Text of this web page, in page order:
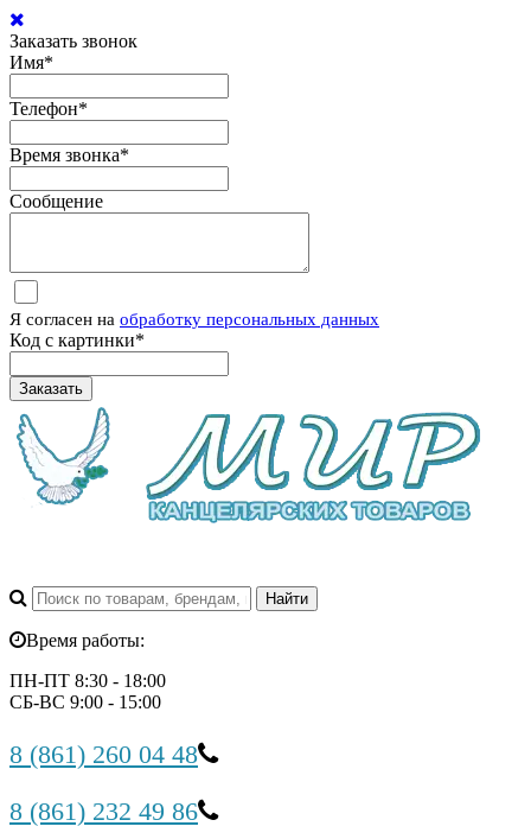
Заказать звонок
Имя*
Телефон*
Время звонка*
Сообщение
Я согласен на обработку персональных данных
Код с картинки*
Заказать
Время работы:
ПН-ПТ 8:30 - 18:00
СБ-ВС 9:00 - 15:00
8 (861) 260 04 48
8 (861) 232 49 86